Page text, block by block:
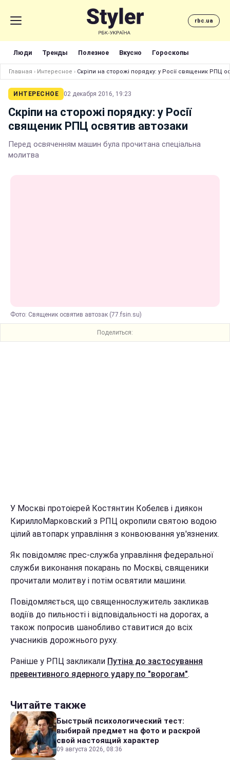
rbc.ua
Люди Тренды Полезное Вкусно Гороскопы
Главная › Интересное › Скріпи на сторожі порядку: у Росії священик РПЦ
ИНТЕРЕСНОЕ 02 декабря 2016, 19:23
Скріпи на сторожі порядку: у Росії
священик РПЦ освятив автозаки
Перед освяченням машин була прочитана спеціальна
молитва
Фото: Священик освятив автозак (77.fsin.su)
Поделиться:
У Москві протоієрей Костянтин Кобелєв і диякон
КириллоМарковский з РПЦ окропили святою водою
цілий автопарк управління з конвоювання ув'язнених.
Як повідомляє прес-служба управління федеральної
служби виконання покарань по Москві, священики
прочитали молитву і потім освятили машини.
Повідомляється, що священнослужитель закликав
водіїв до пильності і відповідальності на дорогах, а
також попросив шанобливо ставитися до всіх
учасників дорожнього руху.
Раніше у РПЦ закликали Путіна до застосування
превентивного ядерного удару по "ворогам".
Читайте также
Быстрый психологический тест:
выбирай предмет на фото и раскрой
свой настоящий характер
09 августа 2026, 08:36